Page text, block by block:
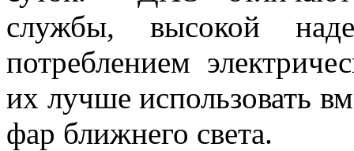
службы, высокой
потреблением
их лучше использовать
фар ближнего света.